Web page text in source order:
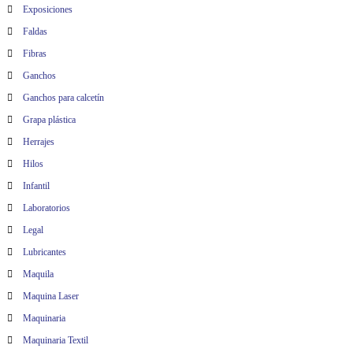
Exposiciones
Faldas
Fibras
Ganchos
Ganchos para calcetín
Grapa plástica
Herrajes
Hilos
Infantil
Laboratorios
Legal
Lubricantes
Maquila
Maquina Laser
Maquinaria
Maquinaria Textil